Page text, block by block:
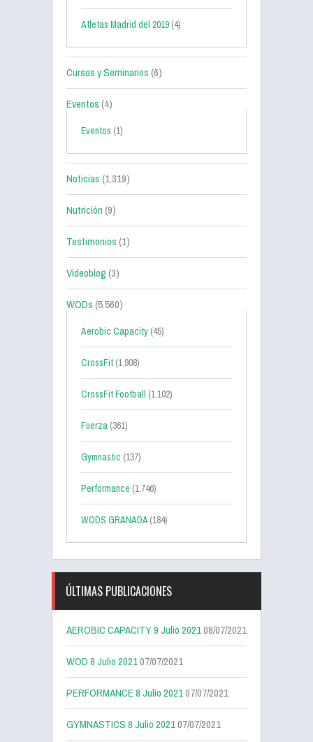
Atletas Madrid del 2019 (4)
Cursos y Seminarios(6)
Eventos(4)
Eventos (1)
Noticias(1.319)
Nutrición(9)
Testimonios(1)
Videoblog(3)
WODs(5.560)
Aerobic Capacity (45)
CrossFit (1.908)
CrossFit Football (1.102)
Fuerza (361)
Gymnastic (137)
Performance (1.746)
WODS GRANADA(184)
ÚLTIMAS PUBLICACIONES
AEROBIC CAPACITY 9 Julio 202108/07/2021
WOD 8 Julio 202107/07/2021
PERFORMANCE 8 Julio 202107/07/2021
GYMNASTICS 8 Julio 202107/07/2021